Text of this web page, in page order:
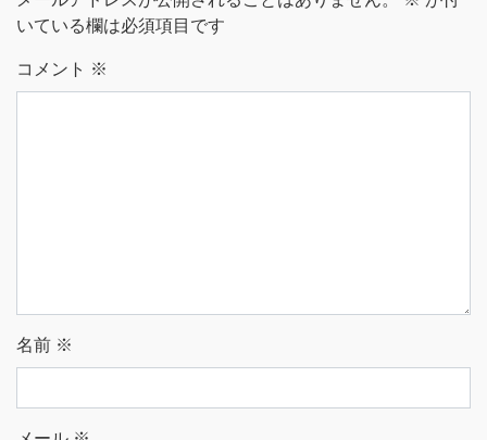
いている欄は必須項目です
コメント ※
名前 ※